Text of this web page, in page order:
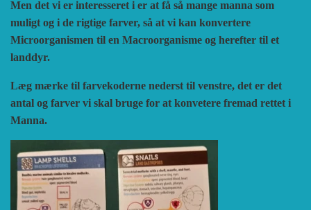
Men det vi er interesseret i er at få så mange manna som
muligt og i de rigtige farver, så at vi kan konvertere
Microorganismen til en Macroorganisme og herefter til et
landdyr.
Læg mærke til farvekoderne nederst til venstre, det er det
antal og farver vi skal bruge for at konvetere fremad rettet i
Manna.